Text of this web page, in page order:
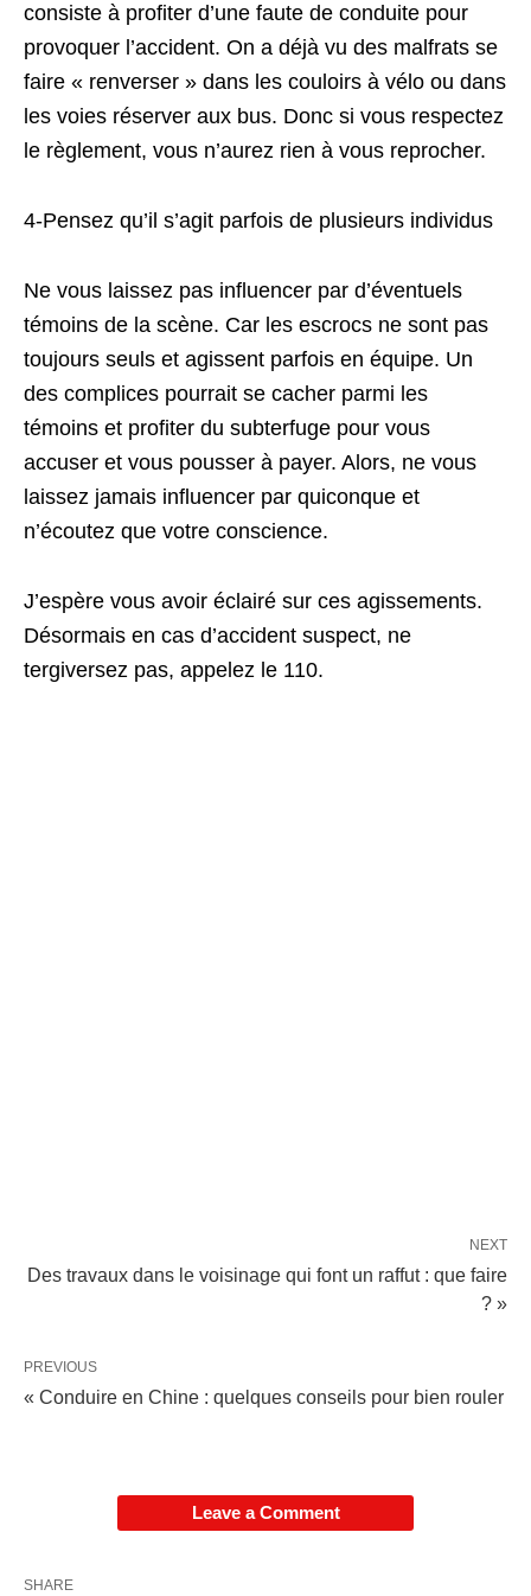
consiste à profiter d’une faute de conduite pour
provoquer l’accident. On a déjà vu des malfrats se
faire « renverser » dans les couloirs à vélo ou dans
les voies réserver aux bus. Donc si vous respectez
le règlement, vous n’aurez rien à vous reprocher.
4-Pensez qu’il s’agit parfois de plusieurs individus
Ne vous laissez pas influencer par d’éventuels
témoins de la scène. Car les escrocs ne sont pas
toujours seuls et agissent parfois en équipe. Un
des complices pourrait se cacher parmi les
témoins et profiter du subterfuge pour vous
accuser et vous pousser à payer. Alors, ne vous
laissez jamais influencer par quiconque et
n’écoutez que votre conscience.
J’espère vous avoir éclairé sur ces agissements.
Désormais en cas d’accident suspect, ne
tergiversez pas, appelez le 110.
NEXT
Des travaux dans le voisinage qui font un raffut : que faire
? »
PREVIOUS
« Conduire en Chine : quelques conseils pour bien rouler
Leave a Comment
SHARE